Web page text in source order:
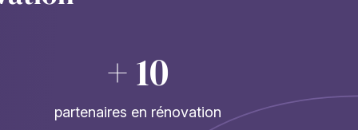
+ 10
partenaires en rénovation